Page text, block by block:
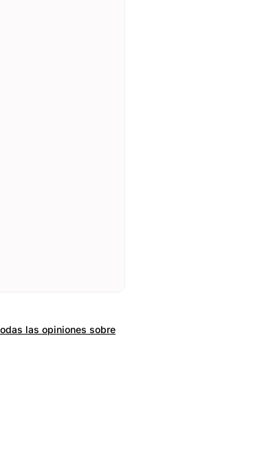
las opiniones sobre